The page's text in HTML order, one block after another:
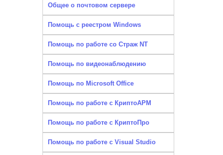
Общее о почтовом сервере
Помощь с реестром Windows
Помощь по работе со Страж NT
Помощь по видеонаблюдению
Помощь по Microsoft Office
Помощь по работе с КриптоАРМ
Помощь по работе с КриптоПро
Помощь по работе с Visual Studio